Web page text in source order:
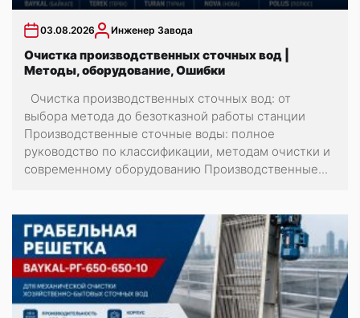
03.08.2026 Инженер Завода
Очистка производственных сточных вод |
Методы, оборудование, Ошибки
Очистка производственных сточных вод: от
выбора метода до безотказной работы станции
Производственные сточные воды: полное
руководство по классификации, методам очистки и
современному оборудованию Производственные...